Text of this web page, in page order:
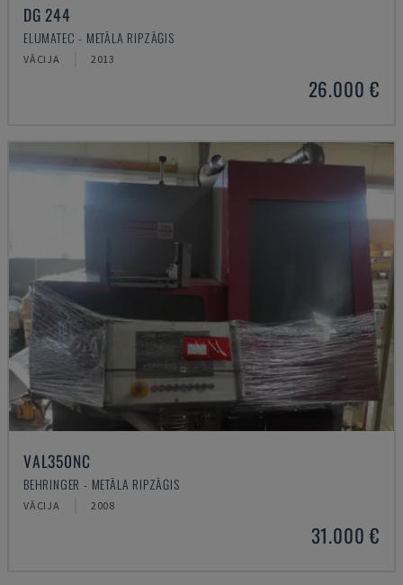
DG 244
ELUMATEC - METĀLA RIPZĀĢIS
VĀCIJA 2013
26.000 €
VAL350NC
BEHRINGER - METĀLA RIPZĀĢIS
VĀCIJA 2008
31.000 €